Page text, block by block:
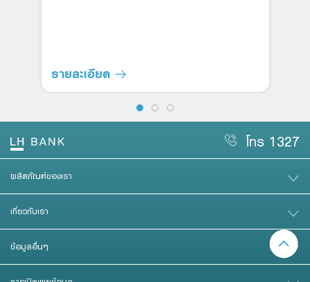
รายละเอียด
โทร 1327
ผลิตภัณฑ์ของเรา
เกี่ยวกับเรา
ข้อมูลอื่นๆ